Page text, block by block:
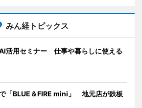
みん経トピックス
活用セミナー 仕事や暮らしに使える
「BLUE＆FIRE mini」 地元店が鉄板